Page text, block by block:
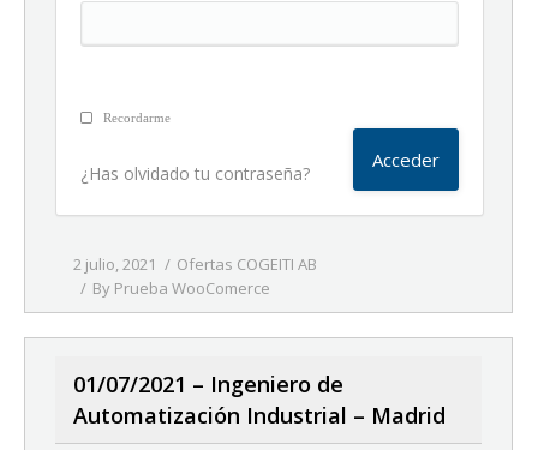
Recordarme
¿Has olvidado tu contraseña?
2 julio, 2021
Ofertas COGEITI AB
By Prueba WooComerce
01/07/2021 – Ingeniero de
Automatización Industrial – Madrid